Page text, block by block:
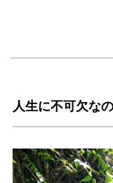
人生に不可欠な